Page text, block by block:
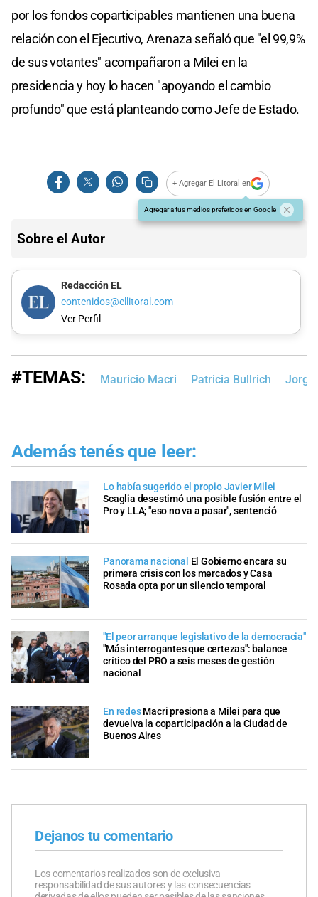
por los fondos coparticipables mantienen una buena
relación con el Ejecutivo, Arenaza señaló que "el 99,9%
de sus votantes" acompañaron a Milei en la
presidencia y hoy lo hacen "apoyando el cambio
profundo" que está planteando como Jefe de Estado.
+ Agregar El Litoral en
Agregar a tus medios preferidos en Google
Sobre el Autor
Redacción EL
contenidos@ellitoral.com
Ver Perfil
#TEMAS: Mauricio Macri Patricia Bullrich Jorge
Además tenés que leer:
Lo había sugerido el propio Javier Milei
Scaglia desestimó una posible fusión entre el
Pro y LLA; "eso no va a pasar", sentenció
Panorama nacional El Gobierno encara su
primera crisis con los mercados y Casa
Rosada opta por un silencio temporal
"El peor arranque legislativo de la democracia"
"Más interrogantes que certezas": balance
crítico del PRO a seis meses de gestión
nacional
En redes Macri presiona a Milei para que
devuelva la coparticipación a la Ciudad de
Buenos Aires
Dejanos tu comentario
Los comentarios realizados son de exclusiva
responsabilidad de sus autores y las consecuencias